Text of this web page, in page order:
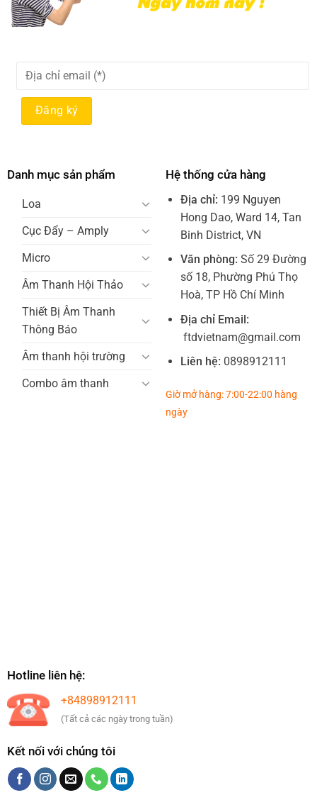
Danh mục sản phẩm
Loa
Cục Đẩy – Amply
Micro
Âm Thanh Hội Thảo
Thiết Bị Âm Thanh
Thông Báo
Âm thanh hội trường
Combo âm thanh
Hệ thống cửa hàng
Địa chỉ: 199 Nguyen
Hong Dao, Ward 14, Tan
Binh District, VN
Văn phòng: Số 29 Đường
số 18, Phường Phú Thọ
Hoà, TP Hồ Chí Minh
Địa chỉ Email:
ftdvietnam@gmail.com
Liên hệ: 0898912111
Giờ mở hàng: 7:00-22:00 hàng
ngày
Hotline liên hệ:
+84898912111
(Tất cả các ngày trong tuần)
Kết nối với chúng tôi